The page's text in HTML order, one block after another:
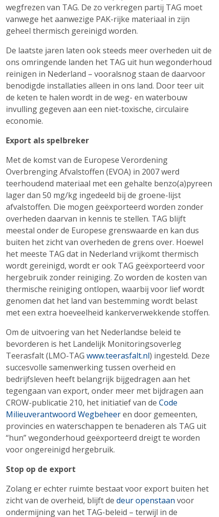
wegfrezen van TAG. De zo verkregen partij TAG moet
vanwege het aanwezige PAK-rijke materiaal in zijn
geheel thermisch gereinigd worden.
De laatste jaren laten ook steeds meer overheden uit de
ons omringende landen het TAG uit hun wegonderhoud
reinigen in Nederland – vooralsnog staan de daarvoor
benodigde installaties alleen in ons land. Door teer uit
de keten te halen wordt in de weg- en waterbouw
invulling gegeven aan een niet-toxische, circulaire
economie.
Export als spelbreker
Met de komst van de Europese Verordening
Overbrenging Afvalstoffen (EVOA) in 2007 werd
teerhoudend materiaal met een gehalte benzo(a)pyreen
lager dan 50 mg/kg ingedeeld bij de groene-lijst
afvalstoffen. Die mogen geëxporteerd worden zonder
overheden daarvan in kennis te stellen. TAG blijft
meestal onder de Europese grenswaarde en kan dus
buiten het zicht van overheden de grens over. Hoewel
het meeste TAG dat in Nederland vrijkomt thermisch
wordt gereinigd, wordt er ook TAG geëxporteerd voor
hergebruik zonder reiniging. Zo worden de kosten van
thermische reiniging ontlopen, waarbij voor lief wordt
genomen dat het land van bestemming wordt belast
met een extra hoeveelheid kankerverwekkende stoffen.
Om de uitvoering van het Nederlandse beleid te
bevorderen is het Landelijk Monitoringsoverleg
Teerasfalt (LMO-TAG www.teerasfalt.nl) ingesteld. Deze
succesvolle samenwerking tussen overheid en
bedrijfsleven heeft belangrijk bijgedragen aan het
tegengaan van export, onder meer met bijdragen aan
CROW-publicatie 210, het initiatief van de Code
Milieuverantwoord Wegbeheeren door gemeenten,
provincies en waterschappen te benaderen als TAG uit
“hun” wegonderhoud geëxporteerd dreigt te worden
voor ongereinigd hergebruik.
Stop op de export
Zolang er echter ruimte bestaat voor export buiten het
zicht van de overheid, blijft de deur openstaan voor
ondermijning van het TAG-beleid – terwijl in de